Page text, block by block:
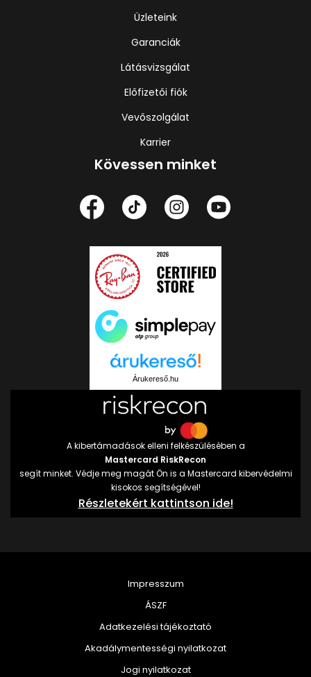
Üzleteink
Garanciák
Látásvizsgálat
Előfizetői fiók
Vevőszolgálat
Karrier
Kövessen minket
Árukereső.hu
A kibertámadások elleni felkészülésében a
Mastercard RiskRecon
segít minket. Védje meg magát Ön is a Mastercard kibervédelmi
kisokos segítségével!
Részletekért kattintson ide!
Impresszum
ÁSZF
Adatkezelési tájékoztató
Akadálymentességi nyilatkozat
Jogi nyilatkozat